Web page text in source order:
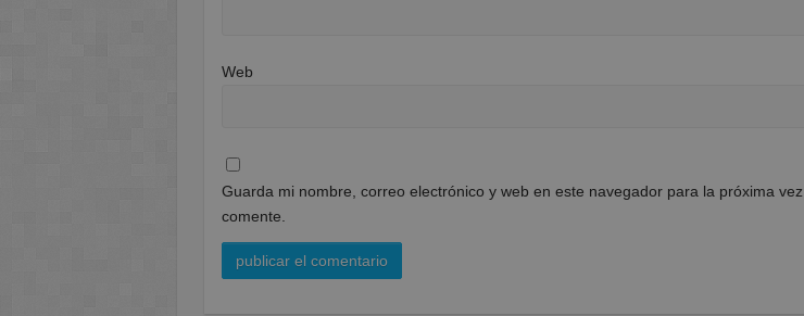
Web
Guarda mi nombre, correo electrónico y web en este navegador para la próxima
comente.